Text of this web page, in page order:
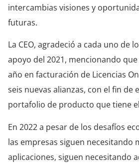
intercambias visiones y
futuras.
La CEO, agradeció a cada uno de
apoyo del 2021, mencionando
año en facturación de Licencias
seis nuevas alianzas, con el fin de
portafolio de producto que tiene
En 2022 a pesar de los desafíos
las empresas siguen necesitando
aplicaciones, siguen necesitando